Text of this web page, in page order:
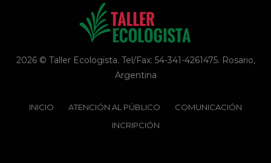
2026 © Taller Ecologista. Tel/Fax: 54-341-4261475. Rosario,
Argentina
INICIO ATENCIÓN AL PÚBLICO
COMUNICACIÓN
INCRIPCIÓN